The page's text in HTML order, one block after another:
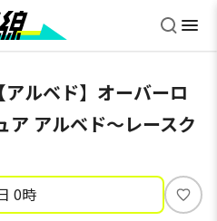
アルベド】オーバーロ
アルベド～レースク
0時
い